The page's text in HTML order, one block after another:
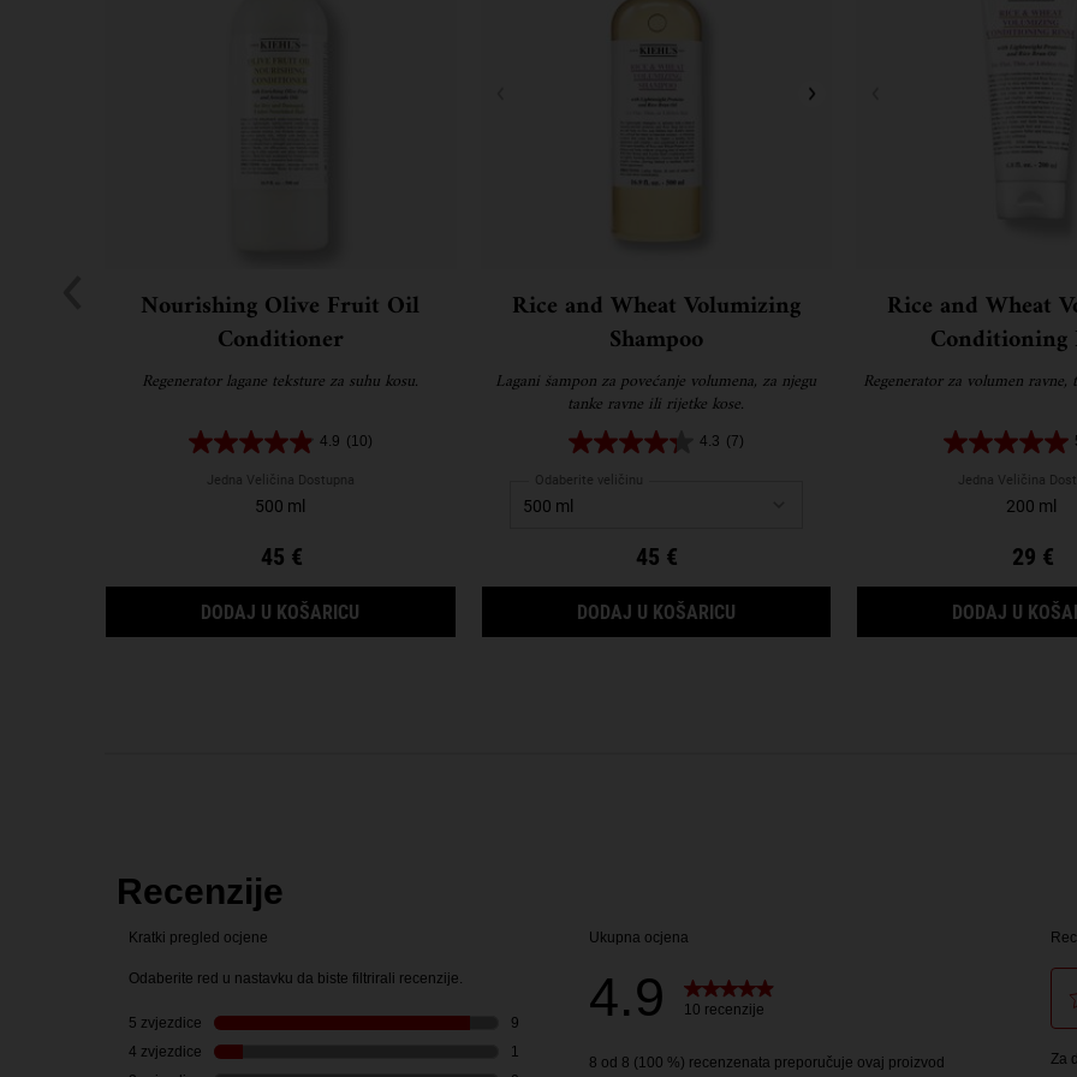
Nourishing Olive Fruit Oil
Conditioner
Regenerator lagane teksture za suhu kosu.
4.9 (10)
Jedna Veličina Dostupna
500 ml
45 €
DODAJ U KOŠARICU NOURISHING OLIVE FRUIT OIL CONDITIONER
Rice and Wheat Volumizing
Shampoo
Lagani šampon za povećanje volumena, za njegu
tanke ravne ili rijetke kose.
4.3 (7)
Odaberite veličinu
45 €
DODAJ U KOŠARICU RICE AND WHEAT VOLUMIZING SHAMPOO
Rice and Wheat
Conditioning
Regenerator za volumen ravne,
Jedna Veličina
200 ml
29 €
DODAJ U